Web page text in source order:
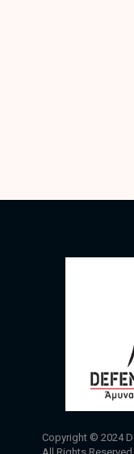
Copyright © 2024